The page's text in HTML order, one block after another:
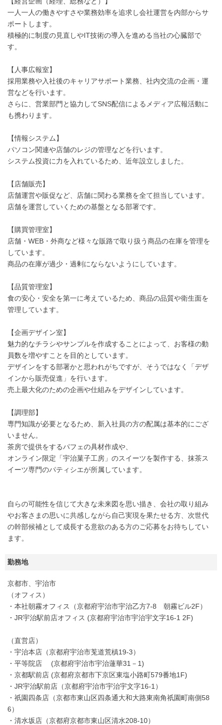
一人一人の働きやすさや業務効率を追求し会社運営を内部からサ
ポートします。
積極的に制度の見直しやIT技術の導入を進める当社の心臓部で
す。
【人事広報室】
採用業務や入社後のキャリアサポート業務、社内交流の企画・運
営などを行います。
さらに、営業部門と協力してSNS配信によるメディア広報活動に
も携わります。
【情報システム】
パソコン関連や店舗のレジの管理などを行います。
システム投資に力を入れているため、近年設立しました。
【店舗販売】
店舗運営や販促など、店舗に関わる業務を全て担当しています。
店舗を運営していくための基盤となる部署です。
【購買管理室】
店舗・WEB・外商など様々な販路で取り扱う商品の在庫を管理を
しています。
商品の在庫が過少・過剰にならないようにしています。
【品質管理室】
食の安心・安全を第一に考えているため、商品の品質や衛生面を
管理しています。
【企画デザイン室】
魅力的なチラシやサンプルを作成することによって、お客様の動
員数を増やすことを目的としています。
デザインをする部署かと思われがちですが、そうではなく「デザ
インから販売促進」を行います。
売上最大化のための企画や仕組みをデザインしています。
【調理部】
専門知識が必要となるため、新入社員の方の配属は基本的にござ
いません。
茶房で提供をするパフェの具材作成や、
オンライン限定「宇治菓子工房」のスイーツを製作する、抹茶ス
イーツ専門のパティシエが所属しています。
自らの可能性を信じて大きな未来図を思い描き、会社の取り組み
やお客さまの思いに共感しながら自己実現を果たせる方、次世代
の幹部候補として成長する意欲のある方のご応募をお待ちしてい
ます。
勤務地
京都市、宇治市
（オフィス）
・本社朝霧オフィス（京都府宇治市宇治乙方7-8 朝霧ビル2F）
・JR宇治駅前店オフィス (京都府宇治市宇治宇文字16-1 2F)
（直営店）
・宇治本店（京都府宇治市莵道荒槙19-3）
・平等院店 (京都府宇治市宇治蓮華31－1)
・京都駅前店 (京都府京都市下京区東塩小路町579番地1F)
・JR宇治駅前店（京都府宇治市宇治宇文字16-1）
・祇園四条店（京都市東山区四条通大和大路東南角祇園町南側58
6）
・清水坂店（京都府京都市東山区清水208-10）